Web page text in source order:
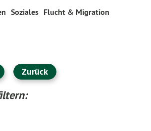
Soziales Flucht & Migration
Zurück